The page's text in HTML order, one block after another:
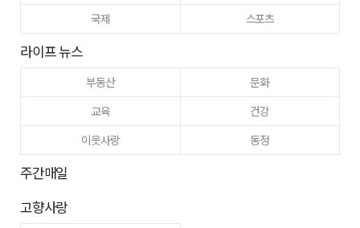
국제
스포츠
라이프 뉴스
부동산
문화
교육
건강
이웃사랑
동정
주간매일
고향사랑